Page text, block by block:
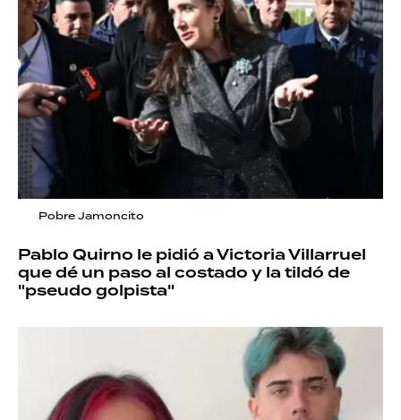
Pobre Jamoncito
Pablo Quirno le pidió a Victoria Villarruel
que dé un paso al costado y la tildó de
"pseudo golpista"